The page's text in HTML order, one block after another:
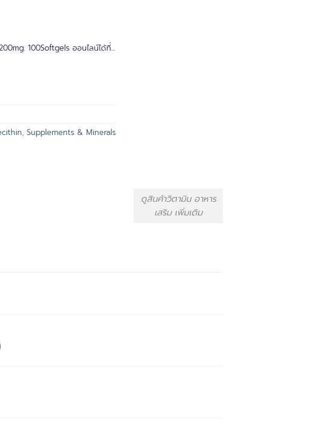
100Softgels ออนไลน์ได้ที่…
, Supplements & Minerals
ดูสินค้าวิตามิน อาหาร
เสริม เพิ่มเติม